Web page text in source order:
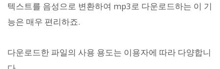
텍스트를 음성으로 변환하여 mp3로 다운로드하는 이 기
능은 매우 편리하죠.
다운로드한 파일의 사용 용도는 이용자에 따라 다양합니